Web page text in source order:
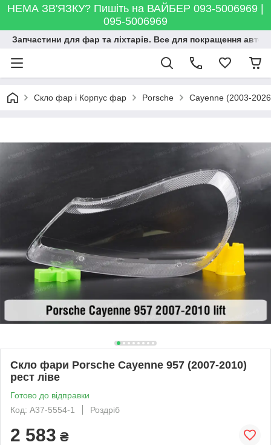
НЕМА ЗВ'ЯЗКУ? Пишіть на ВАЙБЕР 093-5006969 |
095-5006969
Запчастини для фар та ліхтарів. Все для покращення
Скло фар і Корпус фар Porsche Cayenne (2003-
Скло фари Porsche Cayenne 957 (2007-2010)
рест ліве
Готово до відправки
Код: A37-5554-1
Роздріб
2 583 ₴